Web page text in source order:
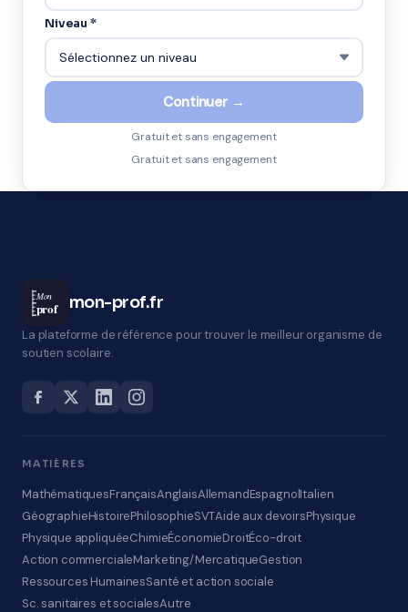
Niveau *
Continuer →
Gratuit et sans engagement
Gratuit et sans engagement
Mon
prof mon-prof.fr
La plateforme de référence pour trouver le meilleur organisme de
soutien scolaire.
MATIÈRES
MathématiquesFrançaisAnglaisAllemandEspagnolItalien
GéographieHistoirePhilosophieSVTAide aux devoirsPhysique
Physique appliquéeChimieÉconomieDroitÉco-droit
Action commercialeMarketing/MercatiqueGestion
Ressources HumainesSanté et action sociale
Sc. sanitaires et socialesAutre